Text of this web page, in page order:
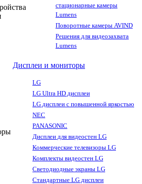
стационарные камеры
Lumens
Поворотные камеры AVIND
Решения для видеозахвата
Lumens
Дисплеи и мониторы
LG
LG Ultra HD дисплеи
LG дисплеи с повышенной яркостью
NEC
PANASONIC
Дисплеи для видеостен LG
Коммерческие телевизоры LG
Комплекты видеостен LG
Светодиодные экраны LG
Стандартные LG дисплеи